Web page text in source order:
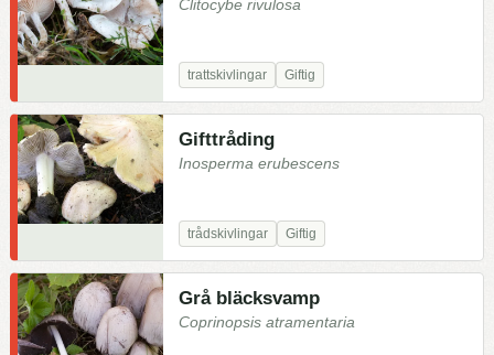
Clitocybe rivulosa
trattskivlingar Giftig
Gifttråding
Inosperma erubescens
trådskivlingar Giftig
Grå bläcksvamp
Coprinopsis atramentaria